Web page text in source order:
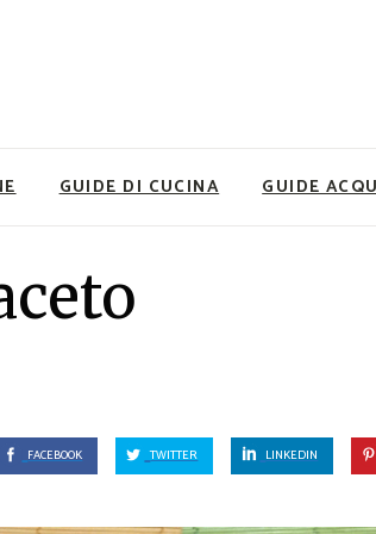
GUIDE DI CUCINA GUIDE
FACEBOOK TWITTER LINKEDIN